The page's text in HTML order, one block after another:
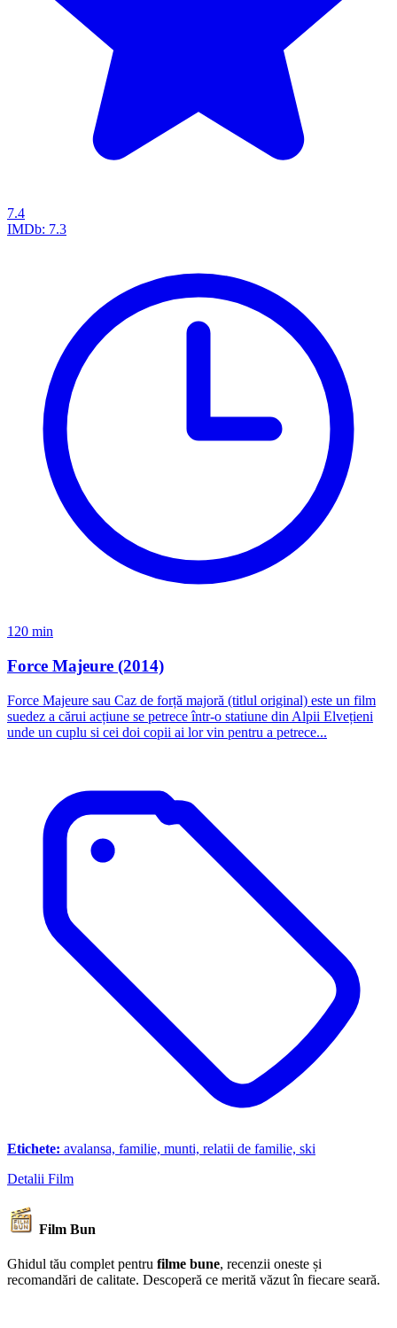
7.4
IMDb: 7.3
120 min
Force Majeure (2014)
Force Majeure sau Caz de forță majoră (titlul original) este un film
suedez a cărui acțiune se petrece într-o statiune din Alpii Elvețieni
unde un cuplu si cei doi copii ai lor vin pentru a petrece...
Etichete: avalansa, familie, munti, relatii de familie, ski
Detalii Film
Film Bun
Ghidul tău complet pentru filme bune, recenzii oneste și
recomandări de calitate. Descoperă ce merită văzut în fiecare seară.